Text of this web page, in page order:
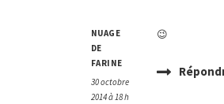
NUAGE
DE
FARINE
30 octobre
2014 à 18 h
😉